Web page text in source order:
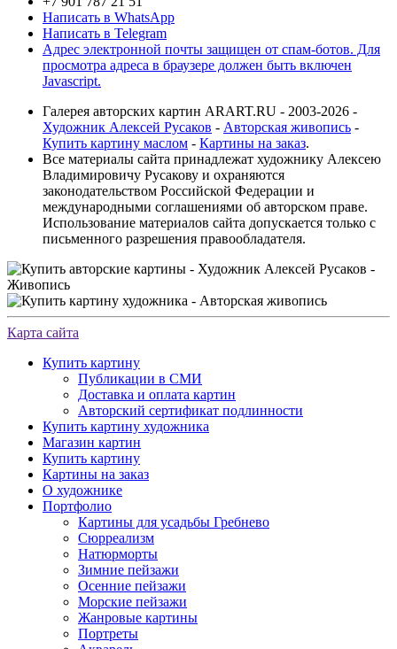
Написать в WhatsApp
Написать в Telegram
Адрес электронной почты защищен от спам-ботов. Для
просмотра адреса в браузере должен быть включен
Javascript.
Галерея авторских картин ARART.RU - 2003-2026 -
Художник Алексей Русаков - Авторская живопись -
Купить картину маслом - Картины на заказ.
Все материалы сайта принадлежат художнику Алексею
Владимировичу Русакову и охраняются
законодательством Российской Федерации и
международными соглашениями об авторском праве.
Использование материалов сайта допускается только с
письменного разрешения правообладателя.
Карта сайта
Купить картину
Публикации в СМИ
Доставка и оплата картин
Авторский сертификат подлинности
Купить картину художника
Магазин картин
Купить картину
Картины на заказ
О художнике
Портфолио
Картины для усадьбы Гребнево
Сюрреализм
Натюрморты
Зимние пейзажи
Осенние пейзажи
Морские пейзажи
Жанровые картины
Портреты